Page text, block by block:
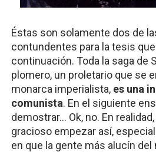
Éstas son solamente dos de
contundentes para la tesis
continuación. Toda la saga de
plomero, un proletario que se
monarca imperialista, es una
comunista. En el siguiente
demostrar… Ok, no. En
gracioso empezar así,
en que la gente más alucín del